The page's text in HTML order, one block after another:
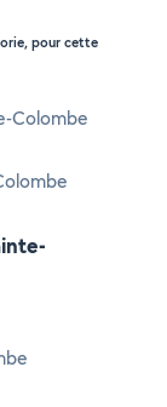
pour cette
Colombe